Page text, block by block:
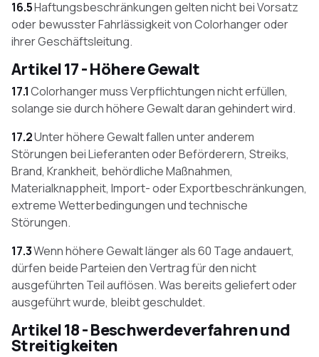
16.5Haftungsbeschränkungen gelten nicht bei Vorsatz
oder bewusster Fahrlässigkeit von Colorhanger oder
ihrer Geschäftsleitung.
Artikel 17 - Höhere Gewalt
17.1Colorhanger muss Verpflichtungen nicht erfüllen,
solange sie durch höhere Gewalt daran gehindert wird.
17.2Unter höhere Gewalt fallen unter anderem
Störungen bei Lieferanten oder Beförderern, Streiks,
Brand, Krankheit, behördliche Maßnahmen,
Materialknappheit, Import- oder Exportbeschränkungen,
extreme Wetterbedingungen und technische
Störungen.
17.3Wenn höhere Gewalt länger als 60 Tage andauert,
dürfen beide Parteien den Vertrag für den nicht
ausgeführten Teil auflösen. Was bereits geliefert oder
ausgeführt wurde, bleibt geschuldet.
Artikel 18 - Beschwerdeverfahren und
Streitigkeiten